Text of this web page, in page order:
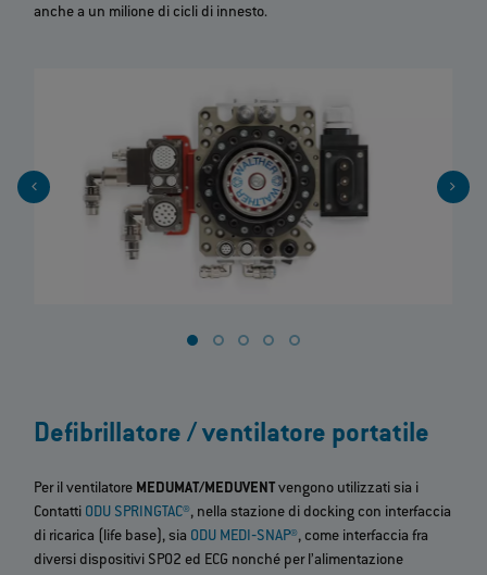
anche a un milione di cicli di innesto.
Defibrillatore / ventilatore portatile
Per il ventilatore MEDUMAT/MEDUVENTvengono utilizzati sia i
Contatti ODU SPRINGTAC®, nella stazione di docking con interfaccia
di ricarica (life base), sia ODU MEDI‐SNAP®, come interfaccia fra
diversi dispositivi SPO2 ed ECG nonché per l’alimentazione